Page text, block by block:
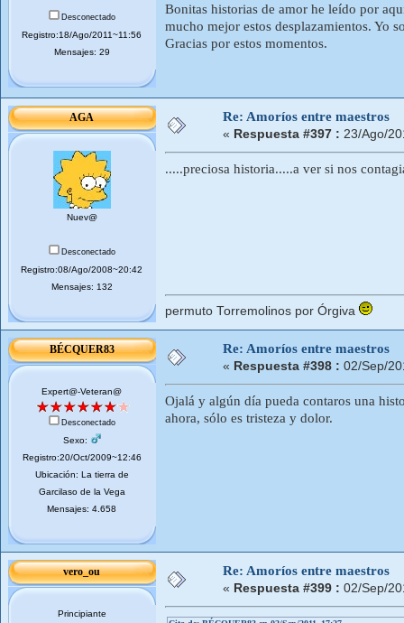
Desconectado
Registro:18/Ago/2011~11:56
Mensajes: 29
Bonitas historias de amor he leído por
mucho mejor estos desplazamientos. Yo
Gracias por estos momentos.
AGA
Nuev@
Desconectado
Registro:08/Ago/2008~20:42
Mensajes: 132
Re: Amoríos entre maestros
« Respuesta #397 : 23/Ago/
.....preciosa historia.....a ver si nos
permuto Torremolinos por Órgiva
BÉCQUER83
Expert@-Veteran@
Desconectado
Sexo:
Registro:20/Oct/2009~12:46
Ubicación: La tierra de
Garcilaso de la Vega
Mensajes: 4.658
Re: Amoríos entre maestros
« Respuesta #398 : 02/Sep/
Ojalá y algún día pueda contaros una
ahora, sólo es tristeza y dolor.
vero_ou
Principiante
Re: Amoríos entre maestros
« Respuesta #399 : 02/Sep/